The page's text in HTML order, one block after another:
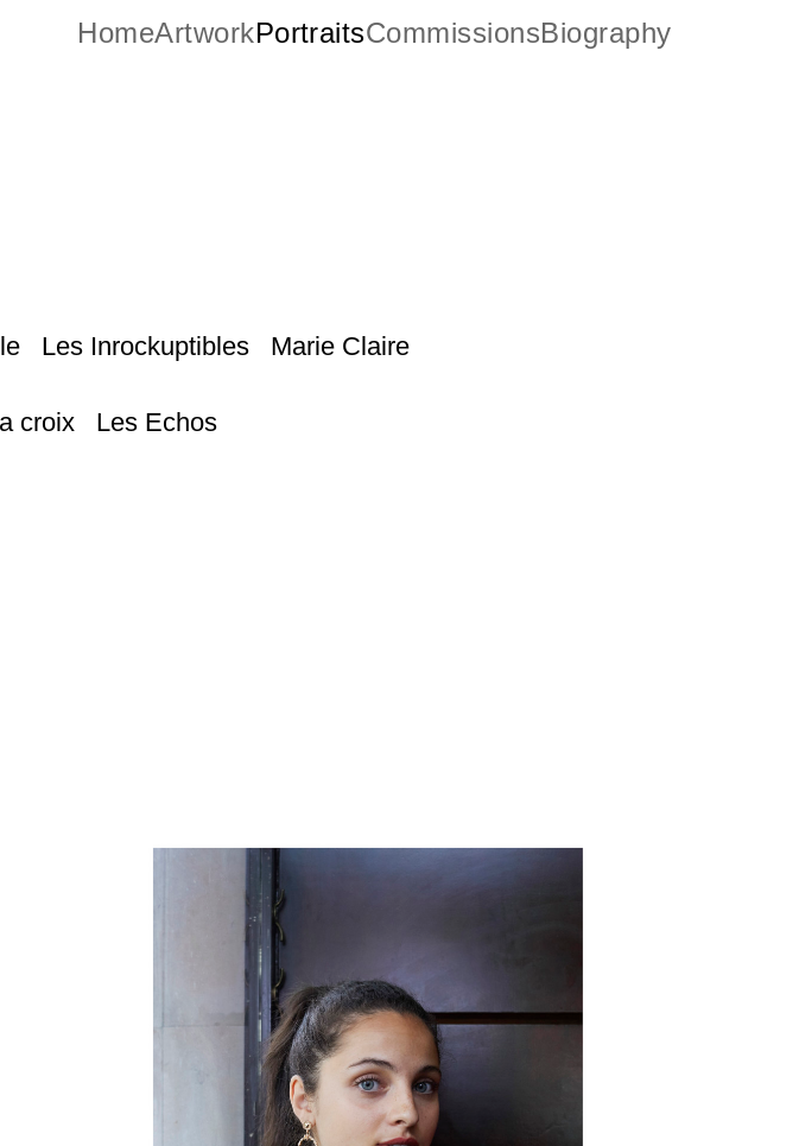
HomeArtworkPortraitsCommissionsBiography
Les Inrockuptibles Marie Claire
croix Les Echos